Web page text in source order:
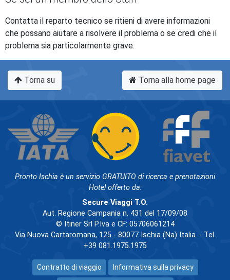
Contatta il reparto tecnico se ritieni di avere informazioni
che possano aiutare a risolvere il problema o se credi che il
problema sia particolarmente grave.
Torna su Torna alla home page
Pronto Ischia è un servizio GRATUITO di ricerca e prenotazioni
Hotel offerto da:
Secure Viaggi T.O.
Aut. Regione Campania n. 431 del 17/09/08
© Itiner Srl P.Iva e CF: 05706061214
Via Nuova Cartaromana, 125 - 80077 Ischia (Na) Italia. - Tel.
+39 081.1975.1975
Contratto di viaggio Informativa sulla privacy